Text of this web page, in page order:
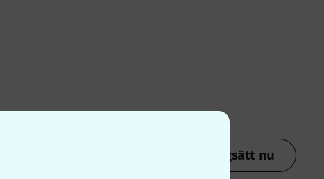
Betygsätt nu